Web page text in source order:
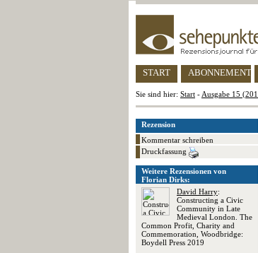
START ABONNEMENT
Sie sind hier: Start - Ausgabe 15
Rezension
Kommentar schreiben
Druckfassung
Weitere Rezensionen von
Florian Dirks:
David Harry:
Constructing a Civic
Community in Late
Medieval London. The
Common Profit, Charity and
Commemoration, Woodbridge:
Boydell Press 2019